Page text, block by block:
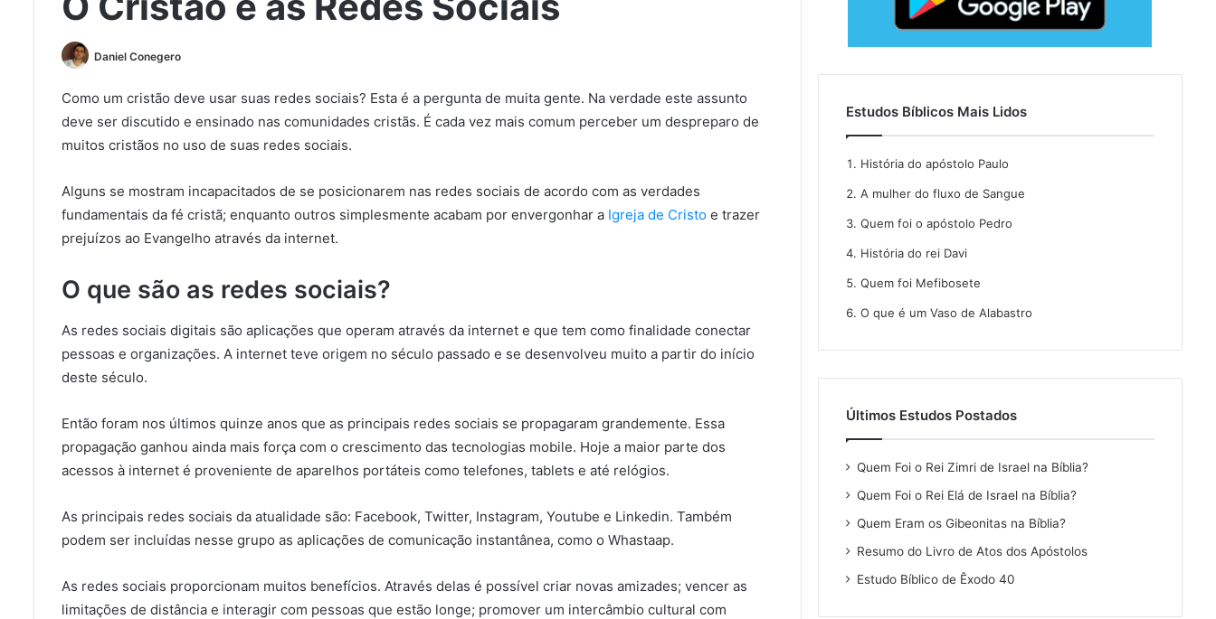
Daniel Conegero
Como um cristão deve usar suas redes sociais? Esta é a pergunta de muita gente. Na verdade este assunto
deve ser discutido e ensinado nas comunidades cristãs. É cada vez mais comum perceber um despreparo de
muitos cristãos no uso de suas redes sociais.
Alguns se mostram incapacitados de se posicionarem nas redes sociais de acordo com as verdades
fundamentais da fé cristã; enquanto outros simplesmente acabam por envergonhar a Igreja de Cristo e trazer
prejuízos ao Evangelho através da internet.
O que são as redes sociais?
As redes sociais digitais são aplicações que operam através da internet e que tem como finalidade conectar
pessoas e organizações. A internet teve origem no século passado e se desenvolveu muito a partir do início
deste século.
Então foram nos últimos quinze anos que as principais redes sociais se propagaram grandemente. Essa
propagação ganhou ainda mais força com o crescimento das tecnologias mobile. Hoje a maior parte dos
acessos à internet é proveniente de aparelhos portáteis como telefones, tablets e até relógios.
As principais redes sociais da atualidade são: Facebook, Twitter, Instagram, Youtube e Linkedin. Também
podem ser incluídas nesse grupo as aplicações de comunicação instantânea, como o Whastaap.
As redes sociais proporcionam muitos benefícios. Através delas é possível criar novas amizades; vencer as
limitações de distância e interagir com pessoas que estão longe; promover um intercâmbio cultural com
Estudos Bíblicos Mais Lidos
História do apóstolo Paulo
A mulher do fluxo de Sangue
Quem foi o apóstolo Pedro
História do rei Davi
Quem foi Mefibosete
O que é um Vaso de Alabastro
Últimos Estudos Postados
Quem Foi o Rei Zimri de Israel na Bíblia?
Quem Foi o Rei Elá de Israel na Bíblia?
Quem Eram os Gibeonitas na Bíblia?
Resumo do Livro de Atos dos Apóstolos
Estudo Bíblico de Êxodo 40